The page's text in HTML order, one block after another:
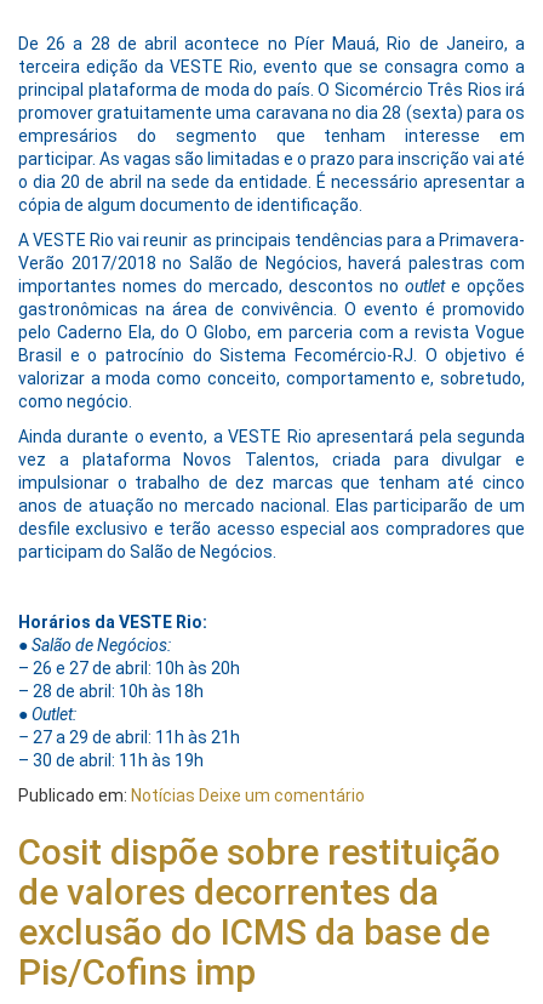
De 26 a 28 de abril acontece no Píer Mauá, Rio de Janeiro, a
terceira edição da VESTE Rio, evento que se consagra como a
principal plataforma de moda do país. O Sicomércio Três Rios irá
promover gratuitamente uma caravana no dia 28 (sexta) para os
empresários do segmento que tenham interesse em
participar. As vagas são limitadas e o prazo para inscrição vai até
o dia 20 de abril na sede da entidade. É necessário apresentar a
cópia de algum documento de identificação.
A VESTE Rio vai reunir as principais tendências para a Primavera-
Verão 2017/2018 no Salão de Negócios, haverá palestras com
importantes nomes do mercado, descontos no outlete opções
gastronômicas na área de convivência. O evento é promovido
pelo Caderno Ela, do O Globo, em parceria com a revista Vogue
Brasil e o patrocínio do Sistema Fecomércio-RJ. O objetivo é
valorizar a moda como conceito, comportamento e, sobretudo,
como negócio.
Ainda durante o evento, a VESTE Rio apresentará pela segunda
vez a plataforma Novos Talentos, criada para divulgar e
impulsionar o trabalho de dez marcas que tenham até cinco
anos de atuação no mercado nacional. Elas participarão de um
desfile exclusivo e terão acesso especial aos compradores que
participam do Salão de Negócios.
Horários da VESTE Rio:
●Salão de Negócios:
– 26 e 27 de abril: 10h às 20h
– 28 de abril: 10h às 18h
●Outlet:
– 27 a 29 de abril: 11h às 21h
– 30 de abril: 11h às 19h
Publicado em: Notícias Deixe um comentário
Cosit dispõe sobre restituição
de valores decorrentes da
exclusão do ICMS da base de
Pis/Cofins imp